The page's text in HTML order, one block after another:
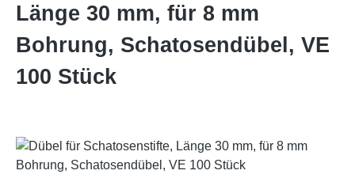
Länge 30 mm, für 8 mm
Bohrung, Schatosendübel, VE
100 Stück
Bildergalerie überspringen